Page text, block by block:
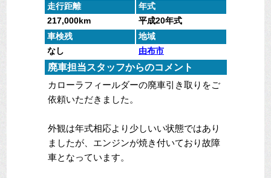
走行距離
年式
217,000km
平成20年式
車検残
地域
なし
由布市
廃車担当スタッフからのコメント
カローラフィールダーの廃車引き取りをご
依頼いただきました。
外観は年式相応より少しいい状態ではあり
ましたが、エンジンが焼き付いており故障
車となっています。